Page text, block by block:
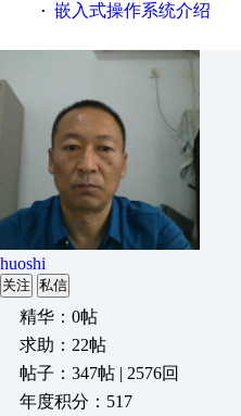
· 嵌入式操作系统介绍
huoshi
关注 私信
精华：0帖
求助：22帖
帖子：347帖 | 2576回
年度积分：517